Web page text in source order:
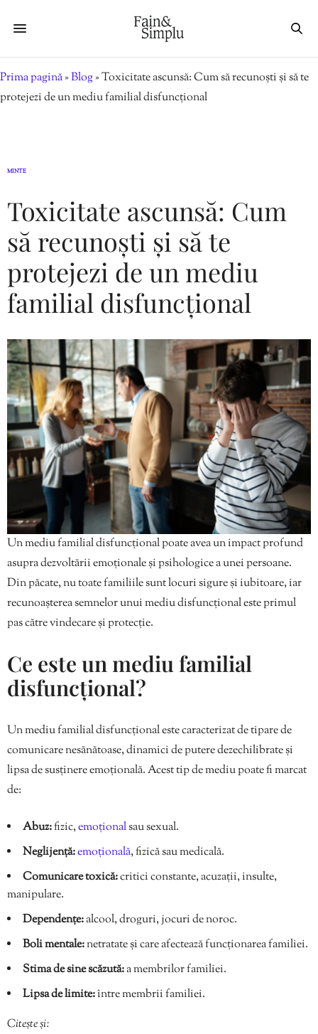
Prima pagină»Blog»Toxicitate ascunsă: Cum să recunoști și să te
protejezi de un mediu familial disfuncțional
MINTE
Toxicitate ascunsă: Cum
să recunoști și să te
protejezi de un mediu
familial disfuncțional
Un mediu familial disfuncțional poate avea un impact profund
asupra dezvoltării emoționale și psihologice a unei persoane.
Din păcate, nu toate familiile sunt locuri sigure și iubitoare, iar
recunoașterea semnelor unui mediu disfuncțional este primul
pas către vindecare și protecție.
Ce este un mediu familial
disfuncțional?
Un mediu familial disfuncțional este caracterizat de tipare de
comunicare nesănătoase, dinamici de putere dezechilibrate și
lipsa de susținere emoțională. Acest tip de mediu poate fi marcat
de:
Abuz:fizic,emoționalsau sexual.
Neglijență:emoțională, fizică sau medicală.
Comunicare toxică:critici constante, acuzații, insulte,
manipulare.
Dependențe:alcool, droguri, jocuri de noroc.
Boli mentale:netratate și care afectează funcționarea familiei.
Stima de sine scăzută:a membrilor familiei.
Lipsa de limite:între membrii familiei.
Citește și: